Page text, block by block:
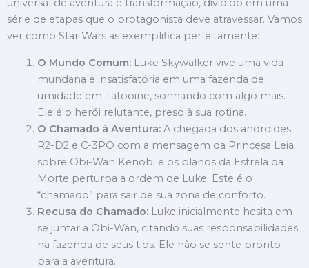
universal de aventura e transformação, dividido em uma
série de etapas que o protagonista deve atravessar. Vamos
ver como Star Wars as exemplifica perfeitamente:
O Mundo Comum:Luke Skywalker vive uma vida
mundana e insatisfatória em uma fazenda de
umidade em Tatooine, sonhando com algo mais.
Ele é o herói relutante, preso à sua rotina.
O Chamado à Aventura:A chegada dos androides
R2-D2 e C-3PO com a mensagem da Princesa Leia
sobre Obi-Wan Kenobi e os planos da Estrela da
Morte perturba a ordem de Luke. Este é o
“chamado” para sair de sua zona de conforto.
Recusa do Chamado:Luke inicialmente hesita em
se juntar a Obi-Wan, citando suas responsabilidades
na fazenda de seus tios. Ele não se sente pronto
para a aventura.